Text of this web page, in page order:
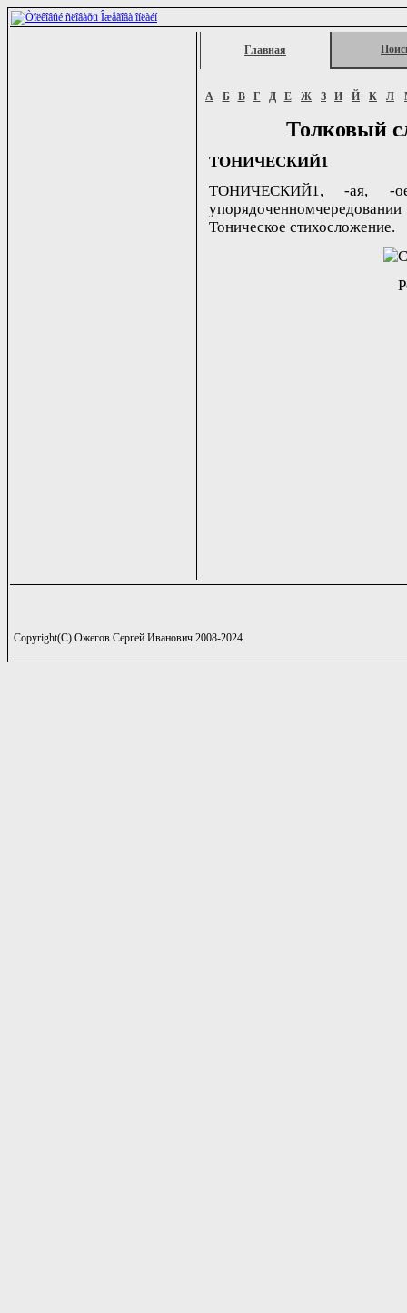
Главная
А Б В Г Д Е Ж З И Й К Л
Толковый
ТОНИЧЕСКИЙ1
ТОНИЧЕСКИЙ1, -ая, -
Тоническое стихосложение.
Copyright(C) Ожегов Сергей Иванович 2008-2024